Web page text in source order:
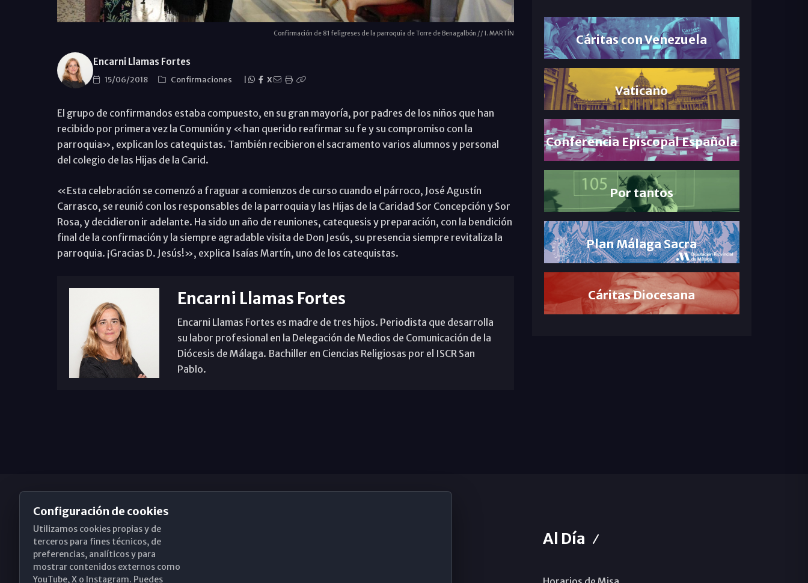
Confirmación de 81 feligreses de la parroquia de Torre de Benagalbón // I. MARTÍN
Encarni Llamas Fortes
15/06/2018 Confirmaciones X
El grupo de confirmandos estaba compuesto, en su gran mayoría, por padres de los niños que han
recibido por primera vez la Comunión y «han querido reafirmar su fe y su compromiso con la
parroquia», explican los catequistas. También recibieron el sacramento varios alumnos y personal
del colegio de las Hijas de la Carid.
«Esta celebración se comenzó a fraguar a comienzos de curso cuando el párroco, José Agustín
Carrasco, se reunió con los responsables de la parroquia y las Hijas de la Caridad Sor Concepción y Sor
Rosa, y decidieron ir adelante. Ha sido un año de reuniones, catequesis y preparación, con la bendición
final de la confirmación y la siempre agradable visita de Don Jesús, su presencia siempre revitaliza la
parroquia. ¡Gracias D. Jesús!», explica Isaías Martín, uno de los catequistas.
Encarni Llamas Fortes
Encarni Llamas Fortes es madre de tres hijos. Periodista que desarrolla
su labor profesional en la Delegación de Medios de Comunicación de la
Diócesis de Málaga. Bachiller en Ciencias Religiosas por el ISCR San
Pablo.
Cáritas con Venezuela
Vaticano
Conferencia Episcopal Española
Por tantos
Plan Málaga Sacra
Cáritas Diocesana
Obispado de Málaga Al Día
Configuración de cookies
Utilizamos cookies propias y de
terceros para fines técnicos, de
preferencias, analíticos y para
mostrar contenidos externos como
YouTube, X o Instagram. Puedes